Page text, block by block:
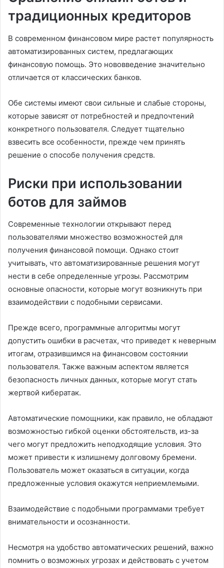
традиционных кредиторов
В современном финансовом мире растет популярность
автоматизированных систем, предлагающих
финансовую помощь. Это нововведение значительно
отличается от классических банков.
Обе системы имеют свои сильные и слабые стороны,
которые зависят от потребностей и предпочтений
конкретного пользователя. Следует тщательно
взвесить все особенности, прежде чем принять
решение о способе получения средств.
Риски при использовании
ботов для займов
Современные технологии открывают перед
пользователями множество возможностей для
получения финансовой помощи. Однако стоит
учитывать, что автоматизированные решения могут
нести в себе определенные угрозы. Рассмотрим
основные опасности, которые могут возникнуть при
взаимодействии с подобными сервисами.
Прежде всего, программные алгоритмы могут
допустить ошибки в расчетах, что приведет к неверным
итогам, отразившимся на финансовом состоянии
пользователя. Также важным аспектом является
безопасность личных данных, которые могут стать
жертвой кибератак.
Автоматические помощники, как правило, не обладают
возможностью гибкой оценки обстоятельств, из-за
чего могут предложить неподходящие условия. Это
может привести к излишнему долговому бремени.
Пользователь может оказаться в ситуации, когда
предложенные условия окажутся неприемлемыми.
Взаимодействие с подобными программами требует
внимательности и осознанности.
Несмотря на удобство автоматических решений, важно
помнить о возможных угрозах и действовать с учетом